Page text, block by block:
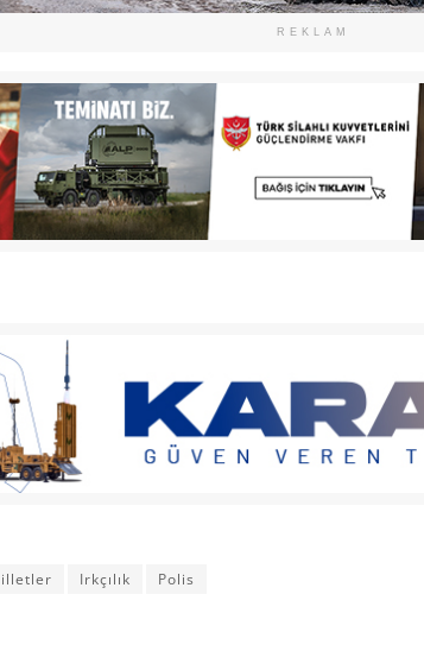
REKLAM
Irkçılık Polis